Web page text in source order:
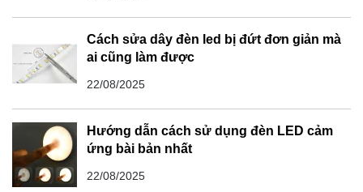
Cách sửa dây đèn led bị đứt đơn giản mà
ai cũng làm được
22/08/2025
Hướng dẫn cách sử dụng đèn LED cảm
ứng bài bản nhất
22/08/2025